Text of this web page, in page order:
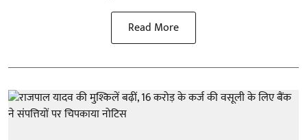
Read More